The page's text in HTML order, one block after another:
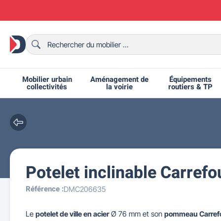
Mobilier urbain
collectivités
Bancs urbains
Aménagement de
la voirie
Bornes et potelets urbains
Équipements
routiers & TP
Ralentisseurs routiers
Grilles d'exposition
Fêtes et événements
Chaises de collectivité
Mobilier intérieur CHR
Chaises et bancs scolaires
Tables de ping-pong
Potelet inclinable
Référence :DMC206635
Le potelet de ville en acierØ 76 mm et son pommeau